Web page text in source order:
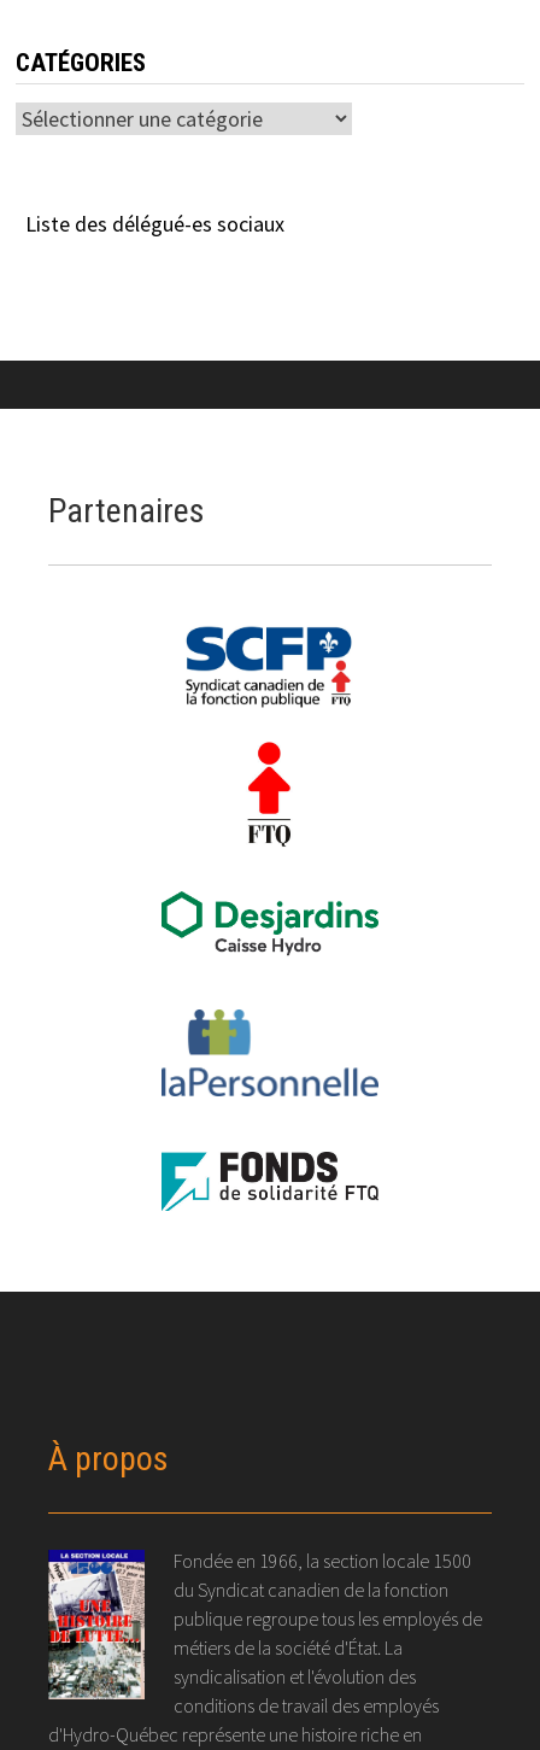
CATÉGORIES
Catégories
Liste des délégué-es sociaux
Partenaires
À propos
Fondée en 1966, la section locale 1500
du Syndicat canadien de la fonction
publique regroupe tous les employés de
métiers de la société d'État. La
syndicalisation et l'évolution des
conditions de travail des employés
d'Hydro-Québec représente une histoire riche en